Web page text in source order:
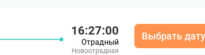
16:27:00
Отрадный
Новоотрадная
Выбрать дату